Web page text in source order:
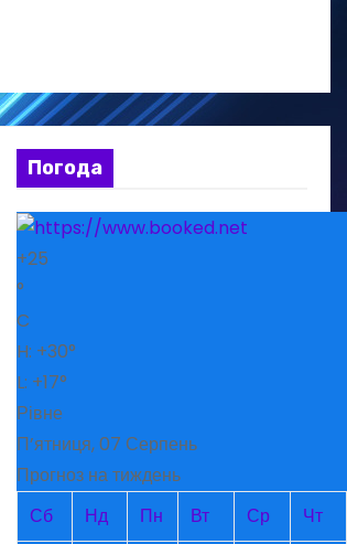
Погода
+25
°
C
H: +30°
L: +17°
Рівне
П’ятниця, 07 Серпень
Прогноз на тиждень
Сб
Нд Пн Вт Ср Чт